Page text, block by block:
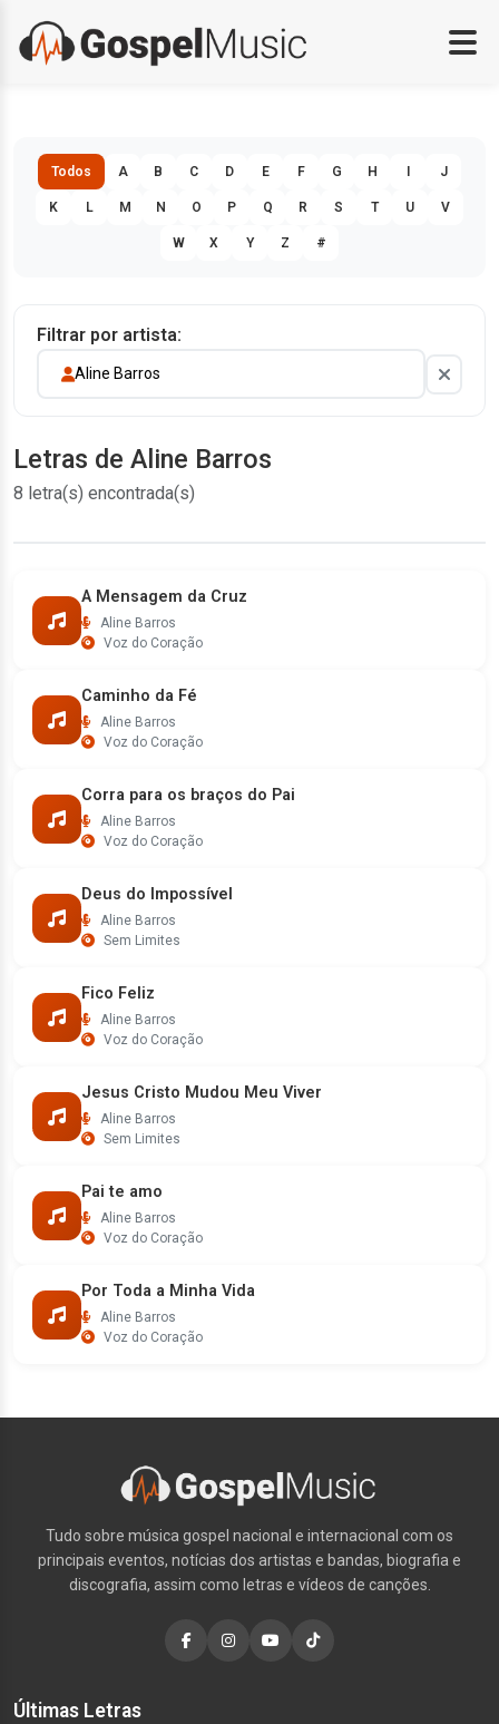
Todos A B C D E F G H J
K L M N O P Q R S T U V
W X Y Z #
Filtrar por artista:
Aline Barros
Letras de Aline Barros
8 letra(s) encontrada(s)
A Mensagem da Cruz
Aline Barros
Voz do Coração
Caminho da Fé
Aline Barros
Voz do Coração
Corra para os braços do Pai
Aline Barros
Voz do Coração
Deus do Impossível
Aline Barros
Sem Limites
Fico Feliz
Aline Barros
Voz do Coração
Jesus Cristo Mudou Meu Viver
Aline Barros
Sem Limites
Pai te amo
Aline Barros
Voz do Coração
Por Toda a Minha Vida
Aline Barros
Voz do Coração
Tudo sobre música gospel nacional e internacional com os
principais eventos, notícias dos artistas e bandas, biografia e
discografia, assim como letras e vídeos de canções.
Últimas Letras